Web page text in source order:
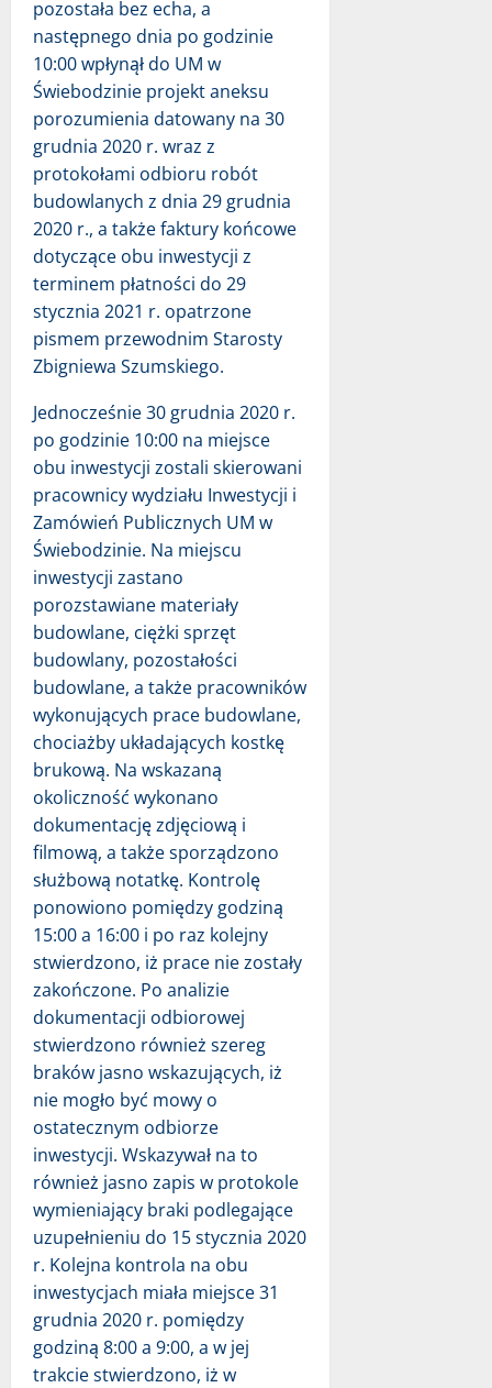
pozostała bez echa, a
następnego dnia po godzinie
10:00 wpłynął do UM w
Świebodzinie projekt aneksu
porozumienia datowany na 30
grudnia 2020 r. wraz z
protokołami odbioru robót
budowlanych z dnia 29 grudnia
2020 r., a także faktury końcowe
dotyczące obu inwestycji z
terminem płatności do 29
stycznia 2021 r. opatrzone
pismem przewodnim Starosty
Zbigniewa Szumskiego.
Jednocześnie 30 grudnia 2020 r.
po godzinie 10:00 na miejsce
obu inwestycji zostali skierowani
pracownicy wydziału Inwestycji i
Zamówień Publicznych UM w
Świebodzinie. Na miejscu
inwestycji zastano
porozstawiane materiały
budowlane, ciężki sprzęt
budowlany, pozostałości
budowlane, a także pracowników
wykonujących prace budowlane,
chociażby układających kostkę
brukową. Na wskazaną
okoliczność wykonano
dokumentację zdjęciową i
filmową, a także sporządzono
służbową notatkę. Kontrolę
ponowiono pomiędzy godziną
15:00 a 16:00 i po raz kolejny
stwierdzono, iż prace nie zostały
zakończone. Po analizie
dokumentacji odbiorowej
stwierdzono również szereg
braków jasno wskazujących, iż
nie mogło być mowy o
ostatecznym odbiorze
inwestycji. Wskazywał na to
również jasno zapis w protokole
wymieniający braki podlegające
uzupełnieniu do 15 stycznia 2020
r. Kolejna kontrola na obu
inwestycjach miała miejsce 31
grudnia 2020 r. pomiędzy
godziną 8:00 a 9:00, a w jej
trakcie stwierdzono, iż w